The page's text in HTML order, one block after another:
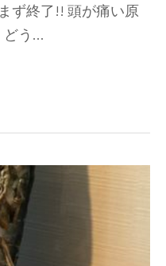
ず終了!! 頭が痛い原
どう…